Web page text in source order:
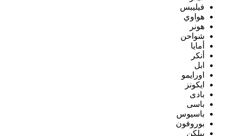
فيليبس
هواوي
هونر
شواحن
أمايا
أنكر
ابل
اورايمو
ايكونز
بادى
باسى
باسيوس
بوروفون
بيلكن